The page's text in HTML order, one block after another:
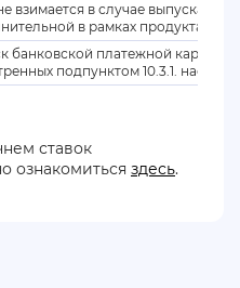
взимается в случае выпуска
в рамках продукта Visa
банковской платежной карточки
подпунктом 10.3.1.
ставок
ознакомиться здесь.